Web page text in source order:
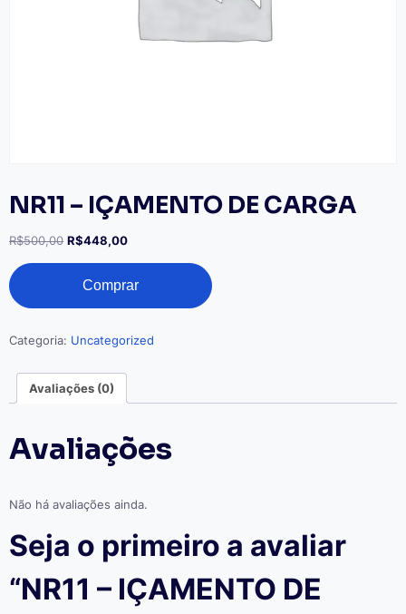
NR11 – IÇAMENTO DE CARGA
R$500,00 O
era:
R$500,00.
R$448,00O
é:
R$448,00.
NR11
-
IÇAMENTO
CARGA
Comprar
Categoria: Uncategorized
Avaliações (0)
Avaliações
Não há avaliações ainda.
Seja o primeiro a avaliar
“NR11 – IÇAMENTO DE